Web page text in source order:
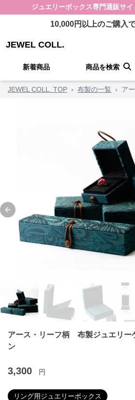
ジュエリーボックス専門通販サイ
10,000円以上のご購入
JEWEL COLL.
新着商品 商品を検索
JEWEL COLL. TOP › 布製の一覧 › ア
Previous slide
アース・リーフ柄 布製ジュエリ
ン
3,300 円
リング用ジュエリーボックス